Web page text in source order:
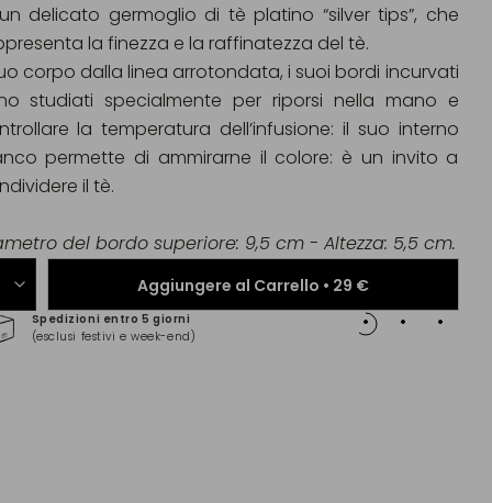
Aggiungere al Carrello • 29 €
Spedizioni entro 5 giorni
(esclusi festivi e week-end)
delicato germoglio di tè platino “silver tips”, che
la finezza e la raffinatezza del tè.
corpo dalla linea arrotondata, i suoi bordi incurvati
studiati specialmente per riporsi nella mano e
la temperatura dell’infusione: il suo interno
permette di ammirarne il colore: è un invito a
il tè.
del bordo superiore: 9,5 cm - Altezza: 5,5 cm.